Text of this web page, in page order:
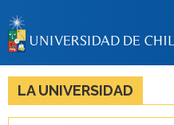
LA
LA UNIVERSIDAD